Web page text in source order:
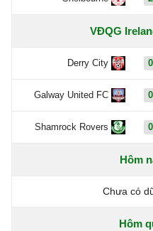
VĐQG
Derry City
Galway United FC
Shamrock Rovers
Hôm
Chưa có
Hôm